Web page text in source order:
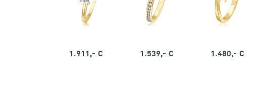
1.911,- € 1.539,- € 1.480,- €